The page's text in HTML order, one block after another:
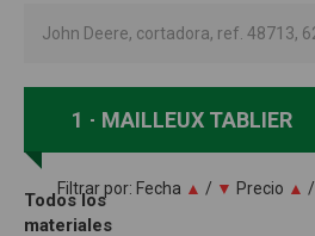
Todos los
materiales
1 MAILLEUX TABLIER
Filtrar por: Fecha ▲ / ▼ Precio ▲ /